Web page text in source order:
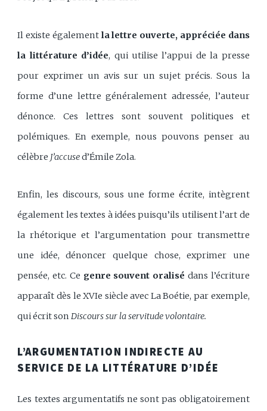
Il existe également la lettre ouverte, appréciée dans
la littérature d’idée, qui utilise l’appui de la presse
pour exprimer un avis sur un sujet précis. Sous la
forme d’une lettre généralement adressée, l’auteur
dénonce. Ces lettres sont souvent politiques et
polémiques. En exemple, nous pouvons penser au
célèbre J’accused’Émile Zola.
Enfin, les discours, sous une forme écrite, intègrent
également les textes à idées puisqu’ils utilisent l’art de
la rhétorique et l’argumentation pour transmettre
une idée, dénoncer quelque chose, exprimer une
pensée, etc. Ce genre souvent oralisé dans l’écriture
apparaît dès le XVIe siècle avec La Boétie, par exemple,
qui écrit sonDiscours sur la servitude volontaire.
L’ARGUMENTATION INDIRECTE AU
SERVICE DE LA LITTÉRATURE D’IDÉE
Les textes argumentatifs ne sont pas obligatoirement